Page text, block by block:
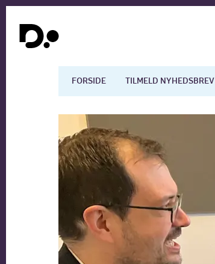
FORSIDE TILMELD NYHEDSBREV
Dansk økonomi
Arbejdsmarkedet